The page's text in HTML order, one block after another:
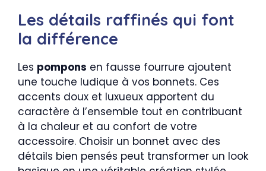
Les détails raffinés qui font
la différence
Les pompons en fausse fourrure ajoutent
une touche ludique à vos bonnets. Ces
accents doux et luxueux apportent du
caractère à l’ensemble tout en contribuant
à la chaleur et au confort de votre
accessoire. Choisir un bonnet avec des
détails bien pensés peut transformer un look